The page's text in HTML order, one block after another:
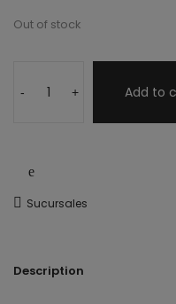
Out of stock
- + Add to
Sucursales
Description